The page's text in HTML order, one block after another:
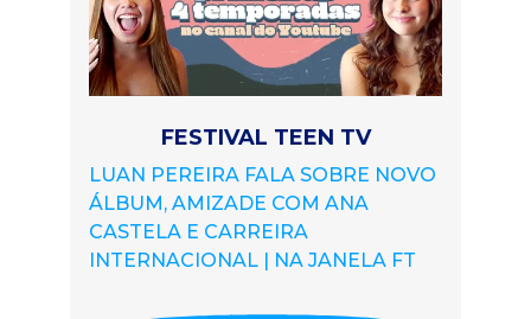
FESTIVAL TEEN TV
LUAN PEREIRA FALA SOBRE NOVO
ÁLBUM, AMIZADE COM ANA
CASTELA E CARREIRA
INTERNACIONAL | NA JANELA FT